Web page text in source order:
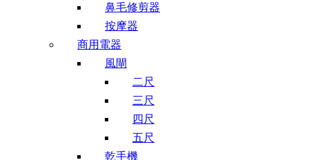
鼻毛修剪器
按摩器
商用電器
風閘
二尺
三尺
四尺
五尺
乾手機